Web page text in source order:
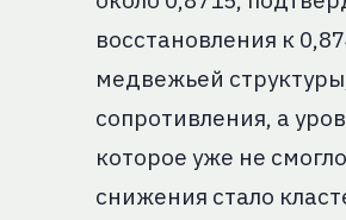
восстановления к
медвежьей
сопротивления, а
которое уже не
снижения стало